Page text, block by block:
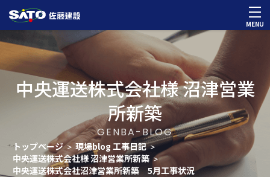
MENU
中央運送株式会社様 沼津営業
所新築
GENBA-BLOG
トップページ > 現場blog 工事日記 >
中央運送株式会社様 沼津営業所新築 >
中央運送株式会社沼津営業所新築 5月工事状況